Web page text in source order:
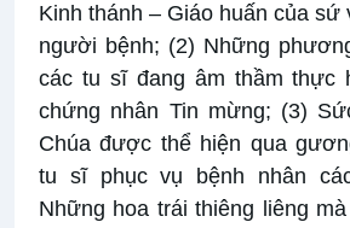
Kinh thánh – Giáo huấn của
người bệnh; (2) Những
các tu sĩ đang âm thầm thực
chứng nhân Tin mừng; (3)
Chúa được thể hiện qua
tu sĩ phục vụ bệnh nhân
Những hoa trái thiêng liêng